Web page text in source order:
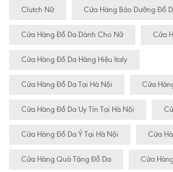
Clutch Nữ Cửa Hàng Bảo Dưỡng Đồ
Cửa Hàng Đồ Da Dành Cho Nữ Cửa
Cửa Hàng Đồ Da Hàng Hiệu Italy
Cửa Hàng Đồ Da Tại Hà Nội Cửa
Cửa Hàng Đồ Da Uy Tín Tại Hà Nội
Cửa Hàng Đồ Da Ý Tại Hà Nội Cửa
Cửa Hàng Quà Tặng Đồ Da Cửa